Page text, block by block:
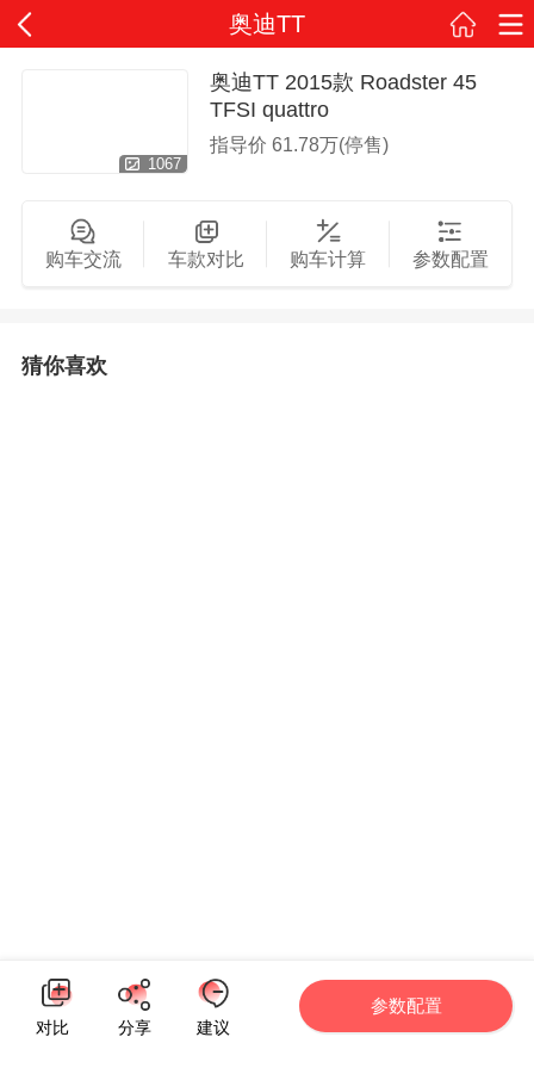
奥迪TT
1067
奥迪TT 2015款 Roadster 45
TFSI quattro
指导价61.78万(停售)
购车交流 车款对比 购车计算 参数配置
猜你喜欢
对比 分享 建议
参数配置